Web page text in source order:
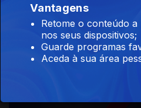
Vantagens
Retome o conteúdo
nos seus dispositivos;
Guarde programas
Aceda à sua área